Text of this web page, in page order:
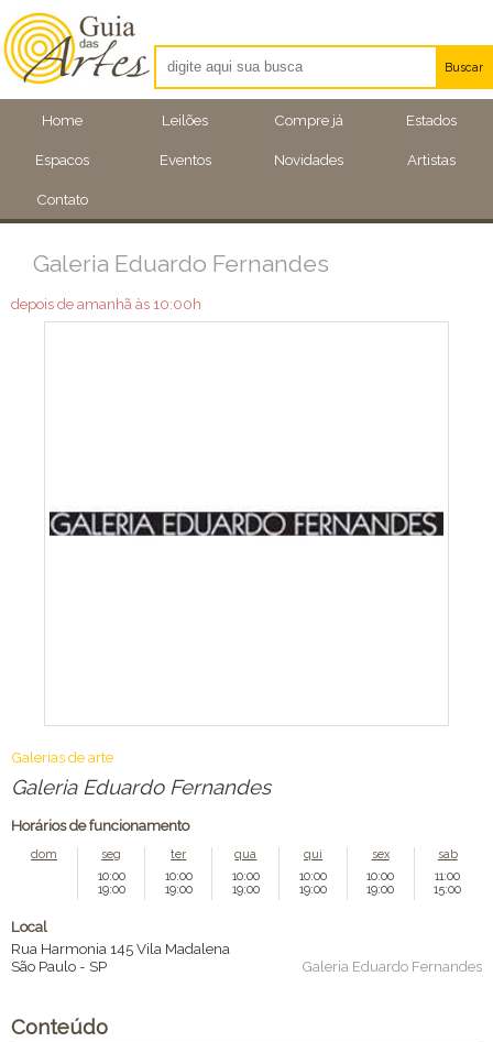
Home Leilões Compre já Estados
Espacos Eventos Novidades Artistas
Contato
Buscar
Artistas
Eventos
Galeria Eduardo Fernandes
depois de amanhã às 10:00h
Galerias de arte
Galeria Eduardo Fernandes
Horários de funcionamento
dom
seg
10:00
19:00
ter
10:00
19:00
qua
10:00
19:00
qui
10:00
19:00
sex
10:00
19:00
sab
11:00
15:00
Local
Rua Harmonia 145 Vila Madalena
São Paulo - SP Galeria Eduardo Fernandes
Conteúdo